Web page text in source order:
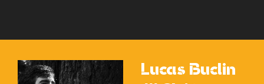
Lucas Buclin